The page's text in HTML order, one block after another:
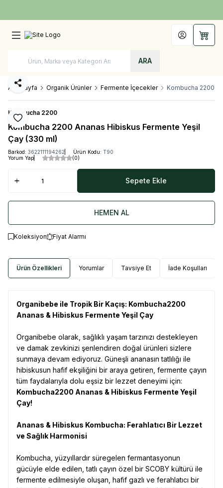
ARA
Hesabım
Ana Sayfa Organik Ürünler Fermente İçecekler Kombucha 2200
Favoriye Ekle
Paylaş
Kombucha 2200
Kombucha 2200 Ananas Hibiskus Fermente Yeşil
Çay (330 ml)
Barkod: 3622111194262 Ürün Kodu: T90
Yorum Yap
(0)
Sepete Ekle
HEMEN AL
Koleksiyon Fiyat Alarmı
Ürün Özellikleri Yorumlar Tavsiye Et İade Koşulları
Organibebe ile Tropik Bir Kaçış: Kombucha2200
Ananas & Hibiskus Fermente Yeşil Çay
Organibebe olarak, sağlıklı yaşam tarzınızı destekleyen
ve damak zevkinizi şenlendiren doğal ürünleri sizlere
sunmaya devam ediyoruz. Güneşli ananasın tatlılığı ile
hibiskusun hafif ekşiliğini bir araya getiren, fermente çayın
tüm faydalarıyla dolu eşsiz bir lezzet deneyimi için:
Kombucha2200 Ananas & Hibiskus Fermente Yeşil
Çay!
Ananas & Hibiskus Kombucha: Ferahlatıcı Bir Lezzet
ve Sağlık Harmonisi
Kombucha, yüzyıllardır süregelen fermantasyonun
gücüyle elde edilen, tatlı çayın özel bir SCOBY kültürü ile
fermente edilmesiyle oluşan, hafif gazlı ve ferahlatıcı bir